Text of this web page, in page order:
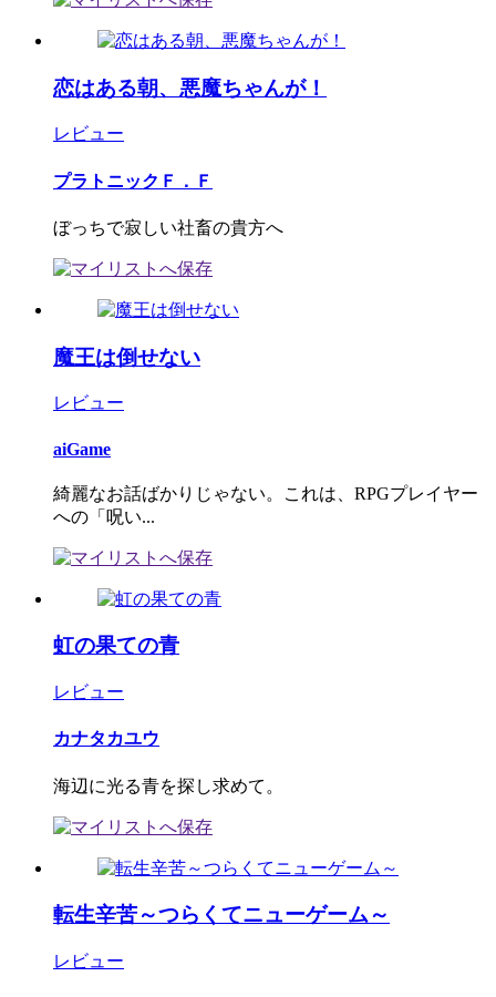
恋はある朝、悪魔ちゃんが！
レビュー
プラトニックＦ．Ｆ
ぼっちで寂しい社畜の貴方へ
魔王は倒せない
レビュー
aiGame
綺麗なお話ばかりじゃない。これは、RPGプレイヤー
への「呪い...
虹の果ての青
レビュー
カナタカユウ
海辺に光る青を探し求めて。
転生辛苦～つらくてニューゲーム～
レビュー